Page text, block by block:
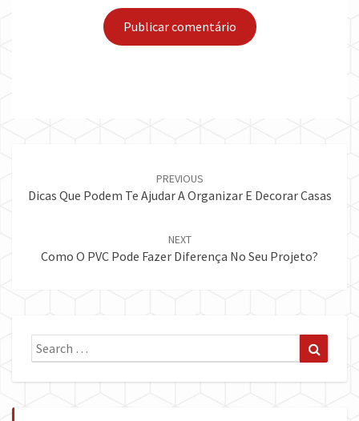
PREVIOUS
Dicas Que Podem Te Ajudar A Organizar E Decorar Casas
NEXT
Como O PVC Pode Fazer Diferença No Seu Projeto?
Search
for: